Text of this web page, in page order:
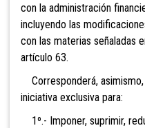
con la administración
incluyendo las
con las materias señaladas
artículo 63.
Corresponderá,
iniciativa exclusiva para:
1º.- Imponer, suprimir,